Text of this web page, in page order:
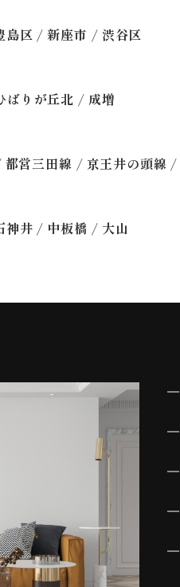
島区 / 新座市 / 渋谷区
ばりが丘北 / 成増
都営三田線 / 京王井の頭線 /
神井 / 中板橋 / 大山